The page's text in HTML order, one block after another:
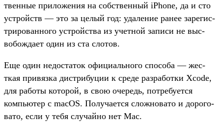
твен­ные при­ложе­ния на собс­твен­ный iPhone, да и сто
устрой­ств — это за целый год: уда­ление ранее зарегис­
три­рован­ного устрой­ства из учет­ной записи не выс­
вобож­дает один из ста сло­тов.
Еще один недос­таток офи­циаль­ного спо­соба — жес­
ткая при­вяз­ка дис­три­буции к сре­де раз­работ­ки Xcode,
для работы которой, в свою оче­редь, пот­ребу­ется
компь­ютер с macOS. Получа­ется слож­новато и дорого­
вато, если у тебя слу­чай­но нет Mac.